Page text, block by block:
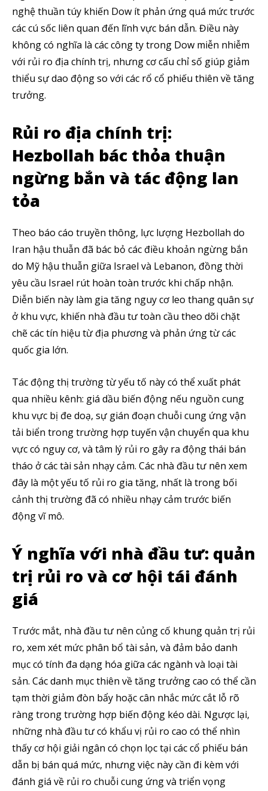
Theo dõi CIG News
Chúng tôi mang lại trải nghiệm thú vị với tin tức nhanh chóng, góc
thị trường tài chính.
SUBSCRIBE
Tôi đã đọc và chấp nhận vớiPrivacy Policy.
Theo Dõi Chúng Tôi
nghệ thuần túy khiến Dow ít phản ứng quá mức trước
các cú sốc liên quan đến lĩnh vực bán dẫn. Điều này
không có nghĩa là các công ty trong Dow miễn nhiễm
với rủi ro địa chính trị, nhưng cơ cấu chỉ số giúp giảm
thiểu sự dao động so với các rổ cổ phiếu thiên về tăng
trưởng.
Rủi ro địa chính trị:
Hezbollah bác thỏa thuận
ngừng bắn và tác động lan
tỏa
Theo báo cáo truyền thông, lực lượng Hezbollah do
Iran hậu thuẫn đã bác bỏ các điều khoản ngừng bắn
do Mỹ hậu thuẫn giữa Israel và Lebanon, đồng thời
yêu cầu Israel rút hoàn toàn trước khi chấp nhận.
Diễn biến này làm gia tăng nguy cơ leo thang quân sự
ở khu vực, khiến nhà đầu tư toàn cầu theo dõi chặt
chẽ các tín hiệu từ địa phương và phản ứng từ các
quốc gia lớn.
Tác động thị trường từ yếu tố này có thể xuất phát
qua nhiều kênh: giá dầu biến động nếu nguồn cung
khu vực bị đe doạ, sự gián đoạn chuỗi cung ứng vận
tải biển trong trường hợp tuyến vận chuyển qua khu
vực có nguy cơ, và tâm lý rủi ro gây ra động thái bán
tháo ở các tài sản nhạy cảm. Các nhà đầu tư nên xem
đây là một yếu tố rủi ro gia tăng, nhất là trong bối
cảnh thị trường đã có nhiều nhạy cảm trước biến
động vĩ mô.
Ý nghĩa với nhà đầu tư: quản
trị rủi ro và cơ hội tái đánh
giá
Trước mắt, nhà đầu tư nên củng cố khung quản trị rủi
ro, xem xét mức phân bổ tài sản, và đảm bảo danh
mục có tính đa dạng hóa giữa các ngành và loại tài
sản. Các danh mục thiên về tăng trưởng cao có thể cần
tạm thời giảm đòn bẩy hoặc cân nhắc mức cắt lỗ rõ
ràng trong trường hợp biến động kéo dài. Ngược lại,
những nhà đầu tư có khẩu vị rủi ro cao có thể nhìn
thấy cơ hội giải ngân có chọn lọc tại các cổ phiếu bán
dẫn bị bán quá mức, nhưng việc này cần đi kèm với
đánh giá về rủi ro chuỗi cung ứng và triển vọng